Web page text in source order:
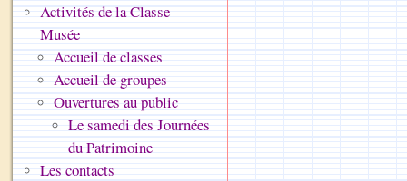
Activités de la Classe
Musée
Accueil de classes
Accueil de groupes
Ouvertures au public
Le samedi des Journées
du Patrimoine
Les contacts